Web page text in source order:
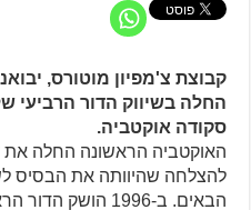
קבוצת צ'מפיון מוטורס,
החלה בשיווק הדור הרביעי
סקודה אוקטביה.
להצלחה שהיוותה את הבסיס
הבאים. ב-1996 הושק